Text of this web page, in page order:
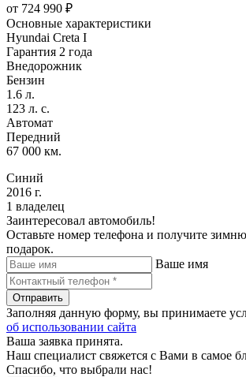
от 724 990 ₽
Основные характеристики
Hyundai Creta I
Гарантия 2 года
Внедорожник
Бензин
1.6 л.
123 л. с.
Автомат
Передний
67 000 км.
Синий
2016 г.
1 владелец
Заинтересовал автомобиль!
Оставьте номер телефона и получите
подарок.
Ваше имя
Отправить
Заполняя данную форму, вы принимаете
об использовании сайта
Ваша заявка принята.
Наш специалист свяжется с Вами в самое
Спасибо, что выбрали нас!